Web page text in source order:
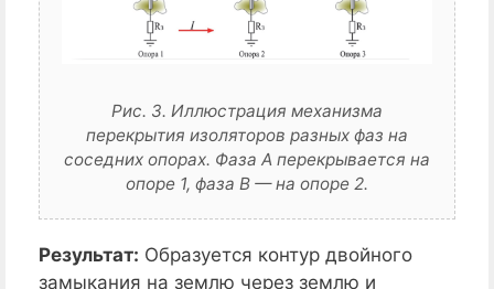
Рис. 3. Иллюстрация механизма
перекрытия изоляторов разных фаз на
соседних опорах. Фаза А перекрывается на
опоре 1, фаза В — на опоре 2.
Результат: Образуется контур двойного
замыкания на землю через землю и